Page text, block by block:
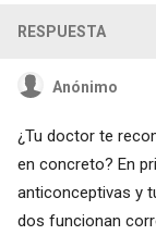
RESPUESTA
Anónimo
¿Tu doctor te
en concreto? En
anticonceptivas y
dos funcionan